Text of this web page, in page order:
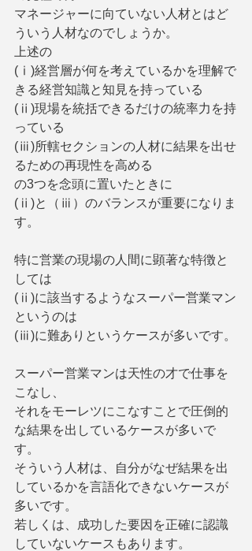
マネージャーに向ていない人材とはど
ういう人材なのでしょうか。
上述の
(ⅰ)経営層が何を考えているかを理解で
きる経営知識と知見を持っている
(ⅱ)現場を統括できるだけの統率力を持
っている
(ⅲ)所轄セクションの人材に結果を出せ
るための再現性を高める
の3つを念頭に置いたときに
(ⅱ)と（ⅲ）のバランスが重要になりま
す。
特に営業の現場の人間に顕著な特徴と
しては
(ⅱ)に該当するようなスーパー営業マン
というのは
(ⅲ)に難ありというケースが多いです。
スーパー営業マンは天性の才で仕事を
こなし、
それをモーレツにこなすことで圧倒的
な結果を出しているケースが多いで
す。
そういう人材は、自分がなぜ結果を出
しているかを言語化できないケースが
多いです。
若しくは、成功した要因を正確に認識
していないケースもあります。